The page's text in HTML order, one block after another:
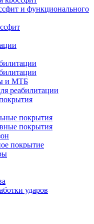
и функционального
и МТБ
реабилитации
покрытия
покрытия
покрытие
ударов